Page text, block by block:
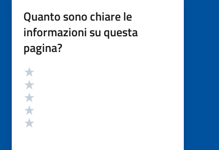
Quanto sono chiare le
informazioni su questa
pagina?
Valutazione